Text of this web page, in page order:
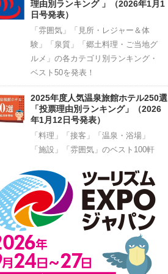
理由別ランキング 」（2026年1月1
日号発表）
「雰囲気」「見所・レジャー＆体
験」「泉質」「郷土料理・ご当地グ
ルメ」の各カテゴリ別ランキング・
ベスト50を発表！
2025年度人気温泉旅館ホテル250選
「投票理由別ランキング」（2026
年1月12日号発表）
「料理」「接客」「温泉・浴場」
「施設」「雰囲気」のベスト100軒